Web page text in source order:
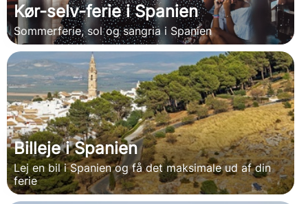
Kør-selv-ferie i Spanien
Sommerferie, sol og sangria i Spanien
Billeje i Spanien
Lej en bil i Spanien og få det maksimale ud af din
ferie